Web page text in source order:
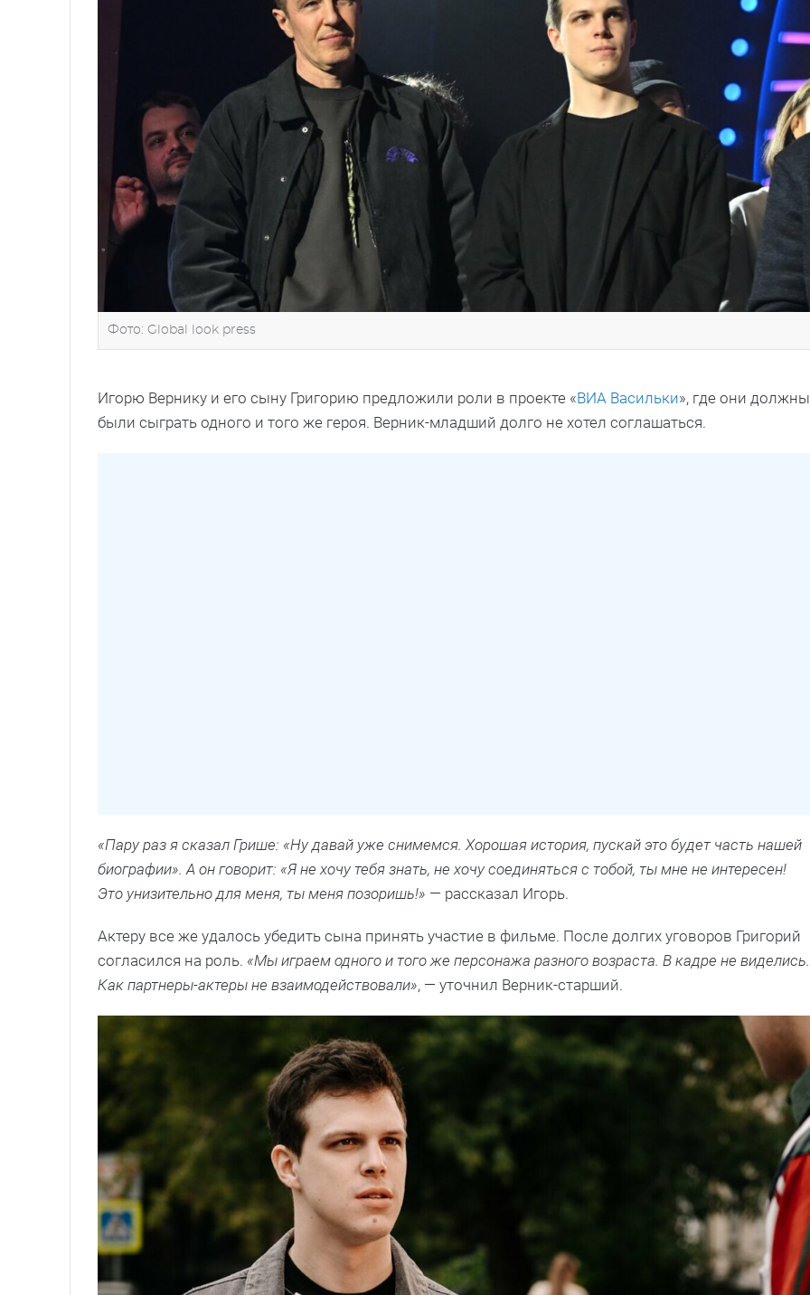
Фото: Global look press
Игорю Вернику и его сыну Григорию предложили роли в проекте «ВИА Васильки», где они должны
были сыграть одного и того же героя. Верник-младший долго не хотел соглашаться.
«Пару раз я сказал Грише: «Ну давай уже снимемся. Хорошая история, пускай это будет часть нашей
биографии». А он говорит: «Я не хочу тебя знать, не хочу соединяться с тобой, ты мне не интересен!
Это унизительно для меня, ты меня позоришь!» — рассказал Игорь.
Актеру все же удалось убедить сына принять участие в фильме. После долгих уговоров Григорий
согласился на роль. «Мы играем одного и того же персонажа разного возраста. В кадре не виделись.
Как партнеры-актеры не взаимодействовали», — уточнил Верник-старший.